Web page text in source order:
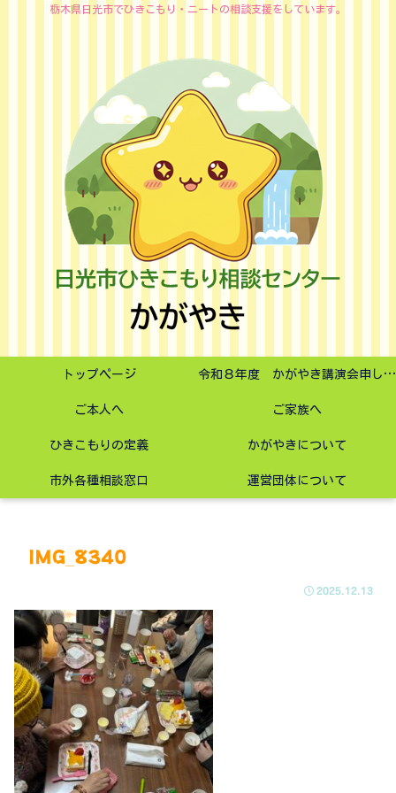
栃木県日光市でひきこもり・ニートの相談支援をしています。
トップページ 令和８年度 かがやき講演会申し込みフォーム
ご本人へ ご家族へ
ひきこもりの定義 かがやきについて
市外各種相談窓口 運営団体について
IMG_8340
2025.12.13